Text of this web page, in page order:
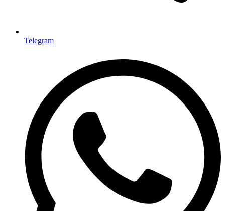
Telegram